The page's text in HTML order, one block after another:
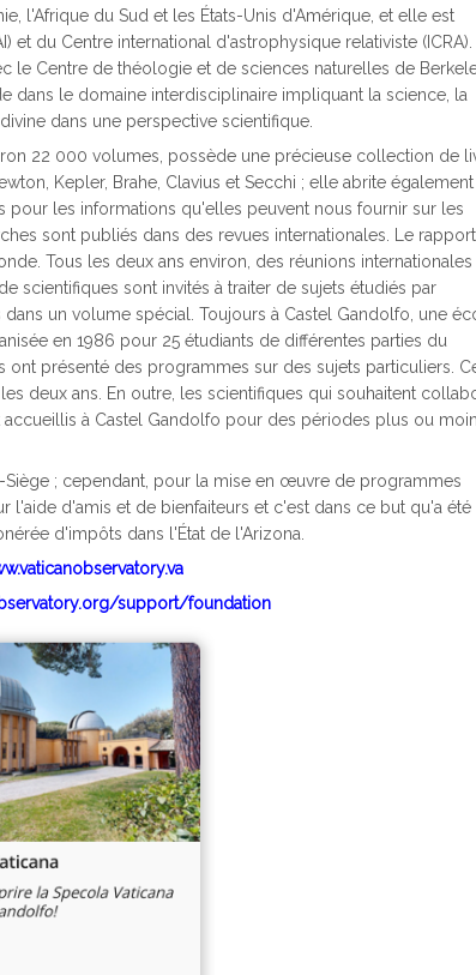
l'Afrique du Sud et les États-Unis d'Amérique, et elle est
du Centre international d'astrophysique relativiste (ICRA).
le Centre de théologie et de sciences naturelles de
dans le domaine interdisciplinaire impliquant la science, la
dans une perspective scientifique.
22 000 volumes, possède une précieuse collection de
Kepler, Brahe, Clavius et Secchi ; elle abrite également
les informations qu'elles peuvent nous fournir sur les
sont publiés dans des revues internationales. Le rapport
Tous les deux ans environ, des réunions internationales
scientifiques sont invités à traiter de sujets étudiés par
un volume spécial. Toujours à Castel Gandolfo, une
en 1986 pour 25 étudiants de différentes parties du
présenté des programmes sur des sujets particuliers.
deux ans. En outre, les scientifiques qui souhaitent
à Castel Gandolfo pour des périodes plus ou
Siège ; cependant, pour la mise en œuvre de programmes
l'aide d'amis et de bienfaiteurs et c'est dans ce but qu'a été
d'impôts dans l'État de l'Arizona.
support/foundation